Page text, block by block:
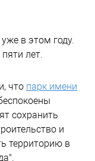
в этом году.
лет.
что парк имени
сохранить
и
территорию в